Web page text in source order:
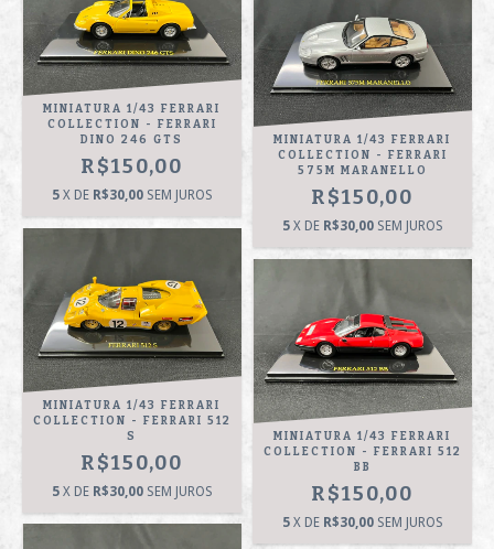
MINIATURA 1/43 FERRARI
COLLECTION - FERRARI
DINO 246 GTS
R$150,00
5 X DE R$30,00 SEM JUROS
MINIATURA 1/43 FERRARI
COLLECTION - FERRARI
575M MARANELLO
R$150,00
5 X DE R$30,00 SEM JUROS
MINIATURA 1/43 FERRARI
COLLECTION - FERRARI 512
S
R$150,00
5 X DE R$30,00 SEM JUROS
MINIATURA 1/43 FERRARI
COLLECTION - FERRARI 512
BB
R$150,00
5 X DE R$30,00 SEM JUROS